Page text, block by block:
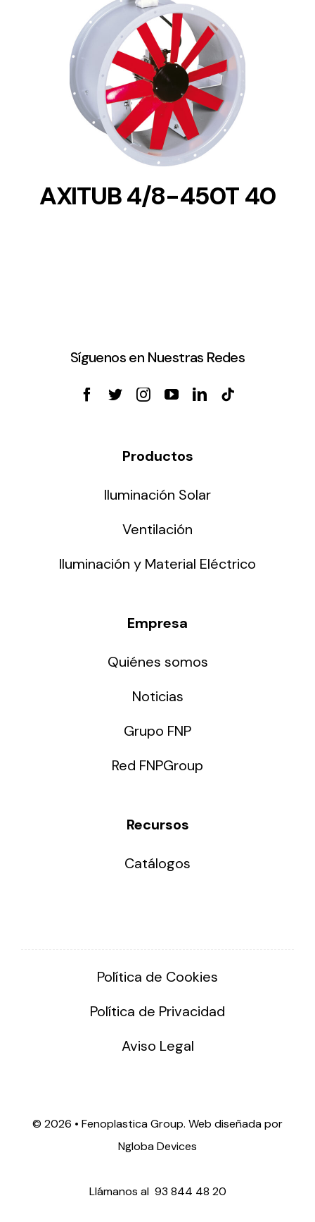
DETAILS
AXITUB 4/8-450T 40
Síguenos en Nuestras Redes
Productos
Iluminación Solar
Ventilación
Iluminación y Material Eléctrico
Empresa
Quiénes somos
Noticias
Grupo FNP
Red FNPGroup
Recursos
Catálogos
Política de Cookies
Política de Privacidad
Aviso Legal
© 2026 • Fenoplastica Group. Web diseñada por
Ngloba Devices
Llámanos al 93 844 48 20